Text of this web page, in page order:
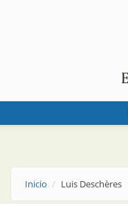
Inicio Luis Deschères